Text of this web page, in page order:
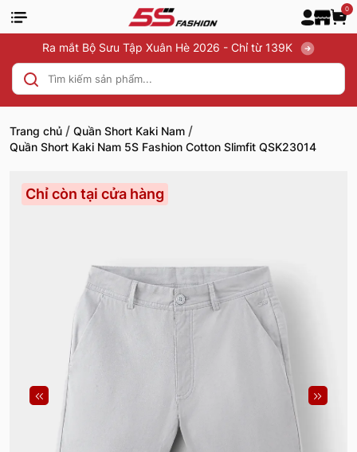
0
Ra mắt Bộ Sưu Tập Xuân Hè 2026 - Chỉ từ 139K
Trang chủ / Quần Short Kaki Nam /
Quần Short Kaki Nam 5S Fashion Cotton Slimfit QSK23014
Chỉ còn tại cửa hàng